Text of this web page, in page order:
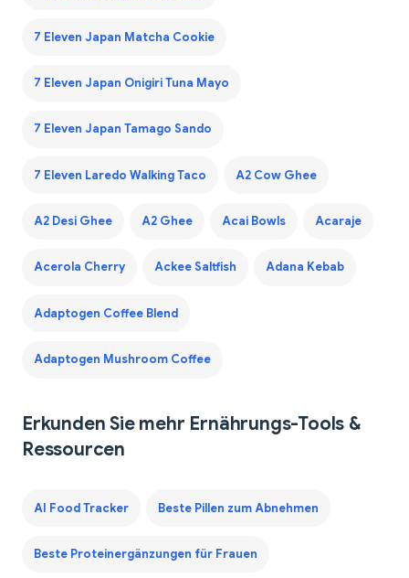
7 Eleven Japan Matcha Cookie
7 Eleven Japan Onigiri Tuna Mayo
7 Eleven Japan Tamago Sando
7 Eleven Laredo Walking Taco A2 Cow Ghee
A2 Desi Ghee A2 Ghee Acai Bowls Acaraje
Acerola Cherry Ackee Saltfish Adana Kebab
Adaptogen Coffee Blend
Adaptogen Mushroom Coffee
Erkunden Sie mehr Ernährungs-Tools &
Ressourcen
AI Food Tracker Beste Pillen zum Abnehmen
Beste Proteinergänzungen für Frauen